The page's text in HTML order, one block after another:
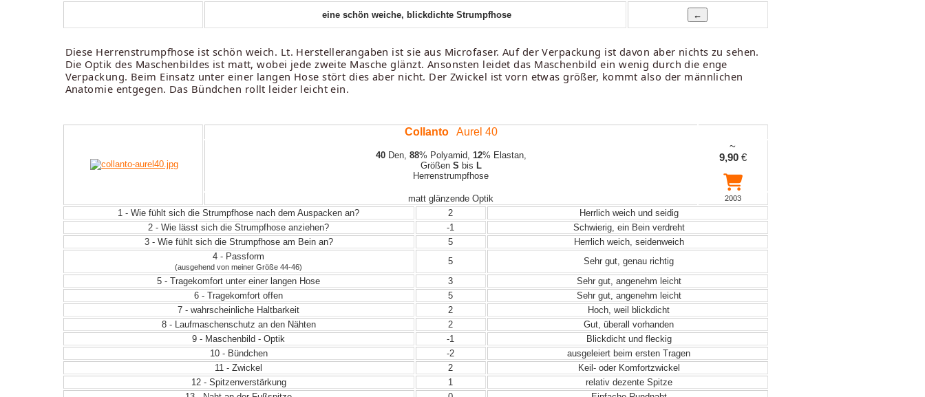
eine schön weiche, blickdichte Strumpfhose
Diese Herrenstrumpfhose ist schön weich. Lt. Herstellerangaben ist sie aus Microfaser. Auf der Verpackung ist davon aber nichts zu sehen.
Die Optik des Maschenbildes ist matt, wobei jede zweite Masche glänzt. Ansonsten leidet das Maschenbild ein wenig durch die enge
Verpackung. Beim Einsatz unter einer langen Hose stört dies aber nicht. Der Zwickel ist vorn etwas größer, kommt also der männlichen
Anatomie entgegen. Das Bündchen rollt leider leicht ein.
CollantoAurel 40
40Den, 88% Polyamid, 12% Elastan,
Größen S bis L
Herrenstrumpfhose
~
9,90€
matt glänzende Optik 2003
1 - Wie fühlt sich die Strumpfhose nach dem Auspacken an? 2
Herrlich weich und seidig
2 - Wie lässt sich die Strumpfhose anziehen?
-1
Schwierig, ein Bein verdreht
3 - Wie fühlt sich die Strumpfhose am Bein an?
5
Herrlich weich, seidenweich
4 - Passform
(ausgehend von meiner Größe 44-46)
5
Sehr gut, genau richtig
5 - Tragekomfort unter einer langen Hose
3
Sehr gut, angenehm leicht
6 - Tragekomfort offen
5
Sehr gut, angenehm leicht
7 - wahrscheinliche Haltbarkeit
2
Hoch, weil blickdicht
8 - Laufmaschenschutz an den Nähten
2
Gut, überall vorhanden
9 - Maschenbild - Optik
-1
Blickdicht und fleckig
10 - Bündchen
-2
ausgeleiert beim ersten Tragen
11 - Zwickel
2
Keil- oder Komfortzwickel
12 - Spitzenverstärkung
1
relativ dezente Spitze